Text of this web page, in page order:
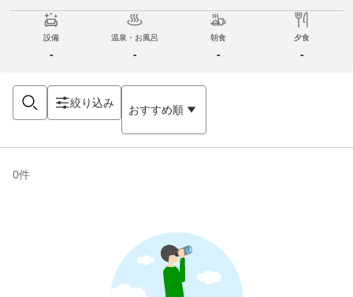
設備
-
温泉・お風呂
-
朝食
-
夕食
-
絞り込み おすすめ順
0件